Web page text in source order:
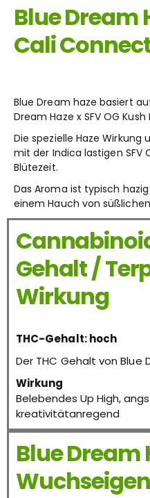
Blue Dream
Cali
Blue Dream haze basiert
Dream Haze x SFV OG
Die spezielle Haze
mit der Indica lastigen SFV
Blütezeit.
Das Aroma ist typisch
einem Hauch von
Gehalt /
Wirkung
THC-Gehalt: hoch
Der THC Gehalt von Blue
Wirkung
Belebendes Up High,
kreativitätanregend
Blue Dream